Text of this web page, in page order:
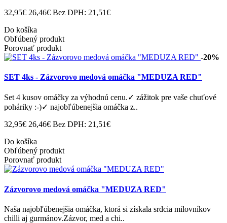
32,95€ 26,46€ Bez DPH: 21,51€
Do košíka
Obľúbený produkt
Porovnať produkt
-20%
SET 4ks - Zázvorovo medová omáčka "MEDUZA RED"
Set 4 kusov omáčky za výhodnú cenu.✓ zážitok pre vaše chuťové
poháriky :-)✓ najobľúbenejšia omáčka z..
32,95€ 26,46€ Bez DPH: 21,51€
Do košíka
Obľúbený produkt
Porovnať produkt
Zázvorovo medová omáčka "MEDUZA RED"
Naša najobľúbenejšia omáčka, ktorá si získala srdcia milovníkov
chilli aj gurmánov.Zázvor, med a chi..